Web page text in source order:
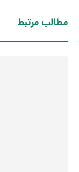
مطالب مرتبط